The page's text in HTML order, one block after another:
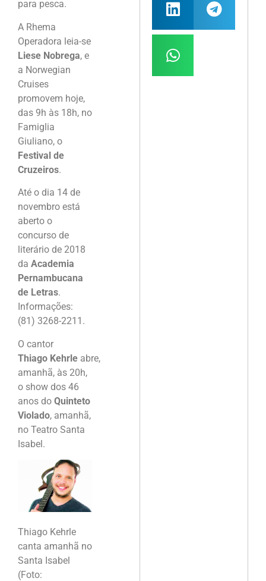
para pesca.
A Rhema
Operadora leia-se
Liese Nobrega, e
a Norwegian
Cruises
promovem hoje,
das 9h às 18h, no
Famiglia
Giuliano, o
Festival de
Cruzeiros.
Até o dia 14 de
novembro está
aberto o
concurso de
literário de 2018
da Academia
Pernambucana
de Letras.
Informações:
(81) 3268-2211.
O cantor
Thiago Kehrle abre,
amanhã, às 20h,
o show dos 46
anos do Quinteto
Violado, amanhã,
no Teatro Santa
Isabel.
Thiago Kehrle
canta amanhã no
Santa Isabel
(Foto: